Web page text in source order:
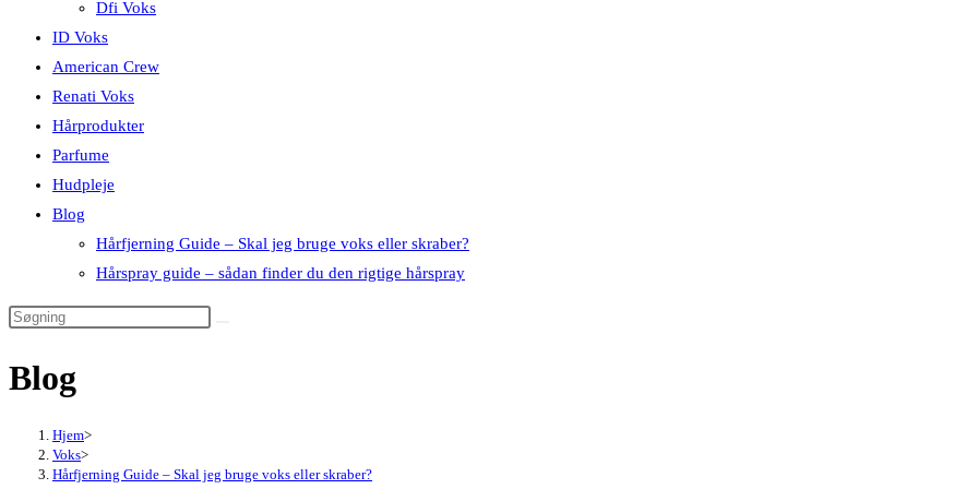
Dfi Voks
ID Voks
American Crew
Renati Voks
Hårprodukter
Parfume
Hudpleje
Blog
Hårfjerning Guide – Skal jeg bruge voks eller skraber?
Hårspray guide – sådan finder du den rigtige hårspray
Blog
Hjem>
Voks>
Hårfjerning Guide – Skal jeg bruge voks eller skraber?